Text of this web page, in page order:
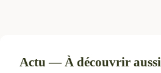
Actu — À découvrir aussi